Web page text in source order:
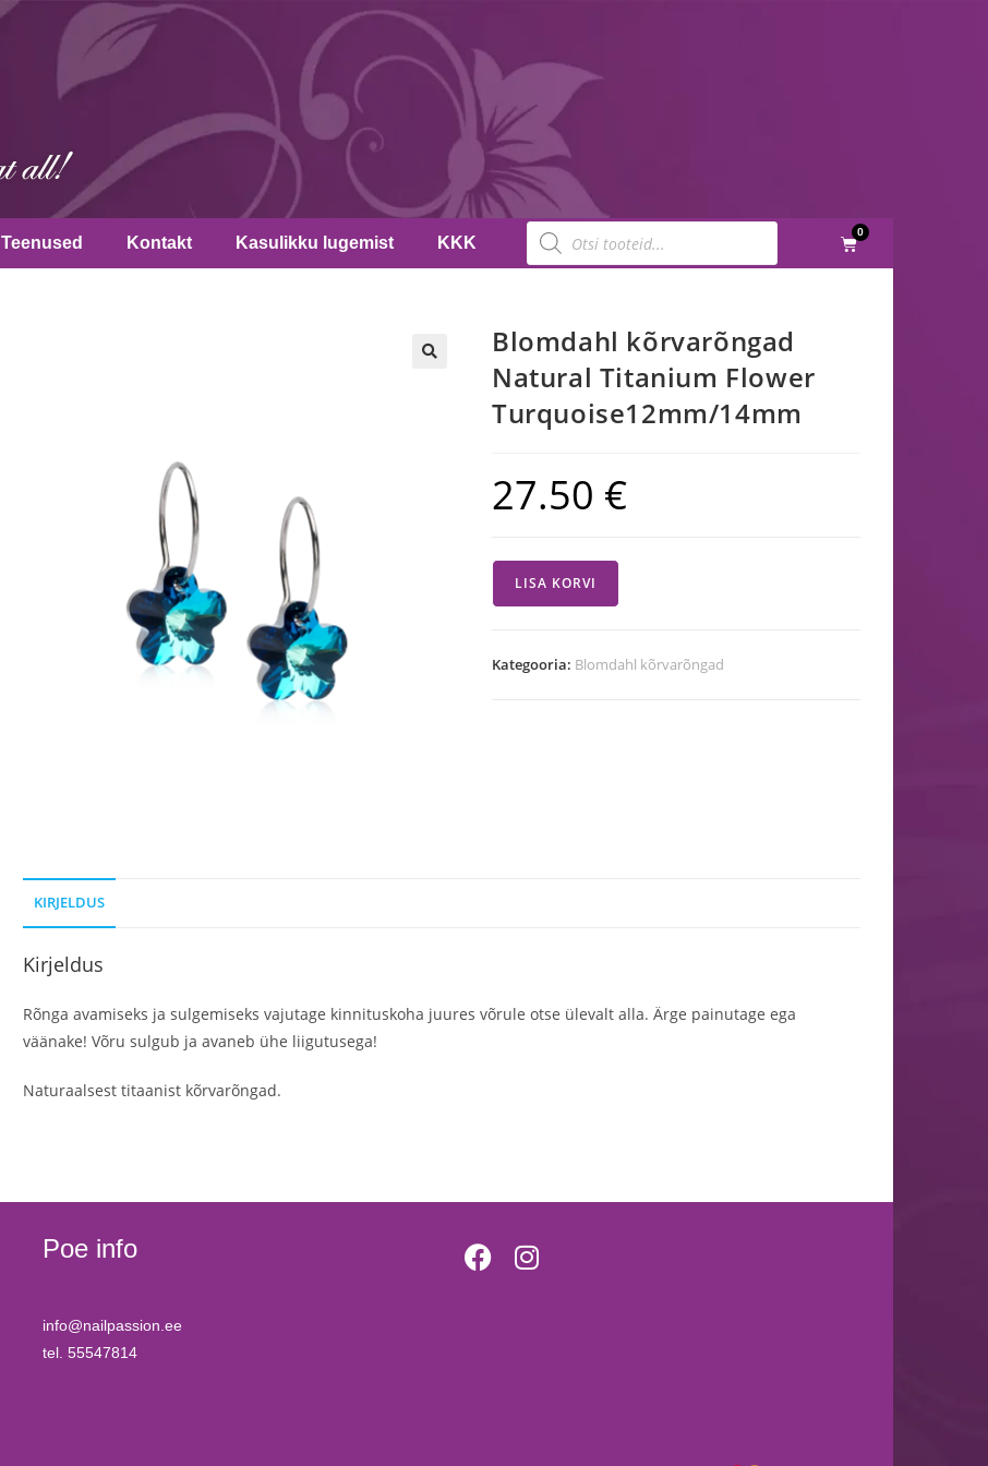
Teenused Kontakt Kasulikku lugemist KKK
0
Blomdahl kõrvarõngad
Natural Titanium Flower
Turquoise12mm/14mm
27.50 €
LISA KORVI
Kategooria: Blomdahl kõrvarõngad
KIRJELDUS
Kirjeldus
Rõnga avamiseks ja sulgemiseks vajutage kinnituskoha juures võrule otse ülevalt alla. Ärge painutage ega
väänake! Võru sulgub ja avaneb ühe liigutusega!
Naturaalsest titaanist kõrvarõngad.
Poe info
info@nailpassion.ee
tel. 55547814